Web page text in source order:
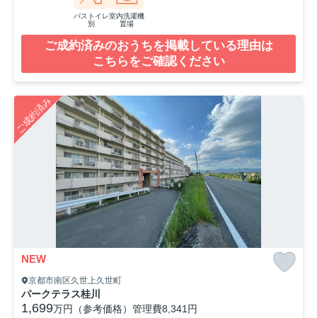
バストイレ
別
室内洗濯機
置場
ご成約済みのおうちを掲載している理由は
こちらをご確認ください
ご成約済み
NEW
京都市南区久世上久世町
パークテラス桂川
1,699万円（参考価格） 管理費8,341円